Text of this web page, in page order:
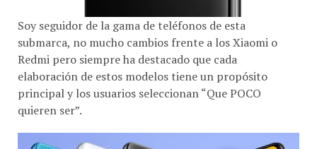
submarca, no mucho cambios frente a los Xiaomi o
Redmi pero siempre ha destacado que cada
elaboración de estos modelos tiene un propósito
principal y los usuarios seleccionan “Que POCO
quieren ser”.